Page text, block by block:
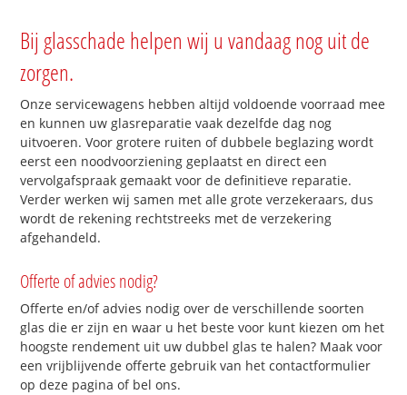
Bij glasschade helpen wij u vandaag nog uit de
zorgen.
Onze servicewagens hebben altijd voldoende voorraad mee
en kunnen uw glasreparatie vaak dezelfde dag nog
uitvoeren. Voor grotere ruiten of dubbele beglazing wordt
eerst een noodvoorziening geplaatst en direct een
vervolgafspraak gemaakt voor de definitieve reparatie.
Verder werken wij samen met alle grote verzekeraars, dus
wordt de rekening rechtstreeks met de verzekering
afgehandeld.
Offerte of advies nodig?
Offerte en/of advies nodig over de verschillende soorten
glas die er zijn en waar u het beste voor kunt kiezen om het
hoogste rendement uit uw dubbel glas te halen? Maak voor
een vrijblijvende offerte gebruik van het contactformulier
op deze pagina of bel ons.